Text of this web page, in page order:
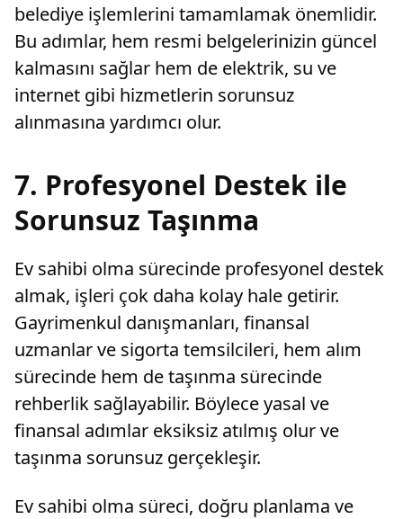
belediye işlemlerini tamamlamak önemlidir.
Bu adımlar, hem resmi belgelerinizin güncel
kalmasını sağlar hem de elektrik, su ve
internet gibi hizmetlerin sorunsuz
alınmasına yardımcı olur.
7. Profesyonel Destek ile
Sorunsuz Taşınma
Ev sahibi olma sürecinde profesyonel destek
almak, işleri çok daha kolay hale getirir.
Gayrimenkul danışmanları, finansal
uzmanlar ve sigorta temsilcileri, hem alım
sürecinde hem de taşınma sürecinde
rehberlik sağlayabilir. Böylece yasal ve
finansal adımlar eksiksiz atılmış olur ve
taşınma sorunsuz gerçekleşir.
Ev sahibi olma süreci, doğru planlama ve